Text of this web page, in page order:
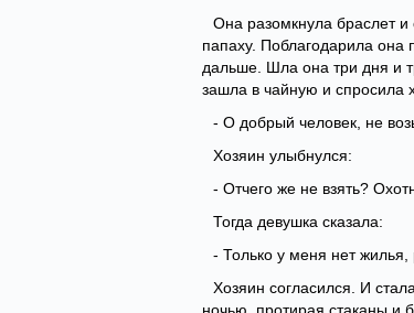
Она разомкнула браслет
папаху. Поблагодарила она
дальше. Шла она три дня и
зашла в чайную и спросила
- О добрый человек, не
Хозяин улыбнулся:
- Отчего же не взять?
Тогда девушка сказала:
- Только у меня нет жилья,
Хозяин согласился. И